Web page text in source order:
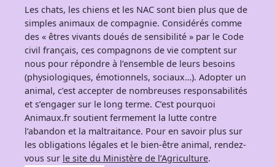
Les chats, les chiens et les NAC sont bien plus que de
simples animaux de compagnie. Considérés comme
des « êtres vivants doués de sensibilité » par le Code
civil français, ces compagnons de vie comptent sur
nous pour répondre à l’ensemble de leurs besoins
(physiologiques, émotionnels, sociaux…). Adopter un
animal, c’est accepter de nombreuses responsabilités
et s’engager sur le long terme. C’est pourquoi
Animaux.fr soutient fermement la lutte contre
l’abandon et la maltraitance. Pour en savoir plus sur
les obligations légales et le bien-être animal, rendez-
vous sur le site du Ministère de l’Agriculture.